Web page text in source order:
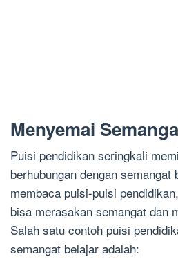
Menyemai
Puisi pendidikan seringkali
berhubungan dengan semangat
membaca puisi-puisi
bisa merasakan semangat dan
Salah satu contoh puisi
semangat belajar adalah: